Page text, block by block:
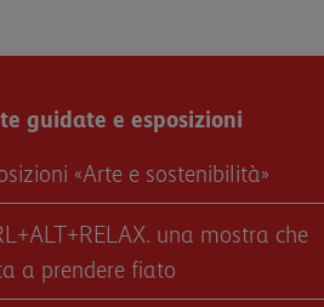
guidate e esposizioni
«Arte e sostenibilità»
una mostra che
a prendere fiato